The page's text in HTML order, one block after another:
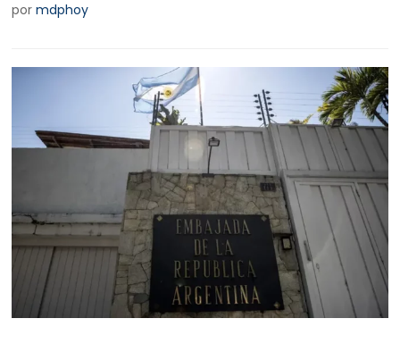
pormdphoy